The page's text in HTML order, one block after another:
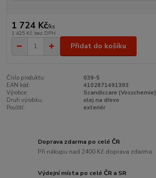
1 724 Kč/ks
1 425 Kč bez DPH
Přidat do košíku
Číslo produktu:
039-5
EAN kód:
4102871491393
Výrobce:
Scandiccare (Vosschemie)
Druh výrobku:
olej na dřevo
Použití:
exteriér
Doprava zdarma po celé ČR
Při nákupu nad 2400 Kč doprava zdarma.
Výdejní místa po celé ČR a SR